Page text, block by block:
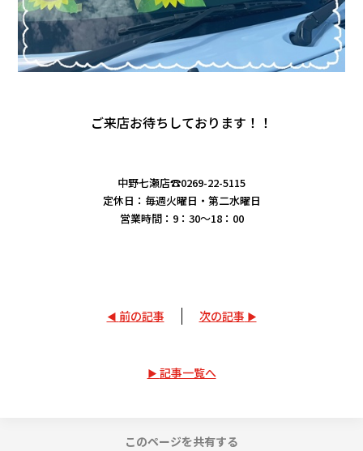
ご来店お待ちしております！！
中野七瀬店☎0269-22-5115
定休日：毎週火曜日・第二水曜日
営業時間：9：30～18：00
前の記事 次の記事
記事一覧へ
このページを共有する